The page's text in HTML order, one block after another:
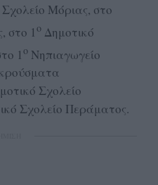
Μόριας, στο
στο 1ο Δημοτικό
1 ο Νηπιαγωγείο
Σχολείο
Σχολείο Περάματος.